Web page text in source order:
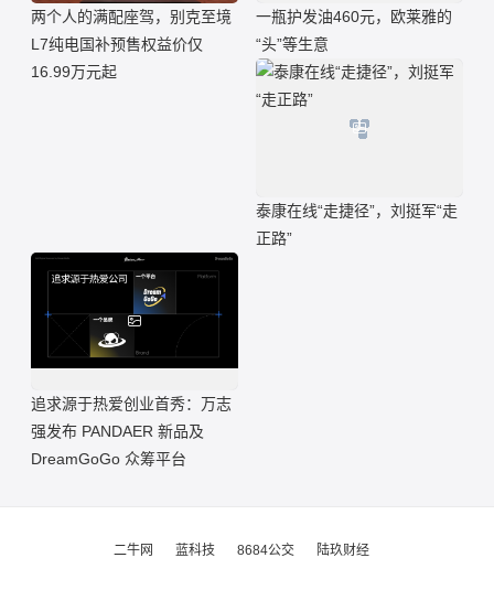
两个人的满配座驾，别克至境
L7纯电国补预售权益价仅
16.99万元起
一瓶护发油460元，欧莱雅的
“头”等生意
泰康在线“走捷径”，刘挺军“走
正路”
追求源于热爱创业首秀：万志
强发布 PANDAER 新品及
DreamGoGo 众筹平台
二牛网 蓝科技 8684公交 陆玖财经